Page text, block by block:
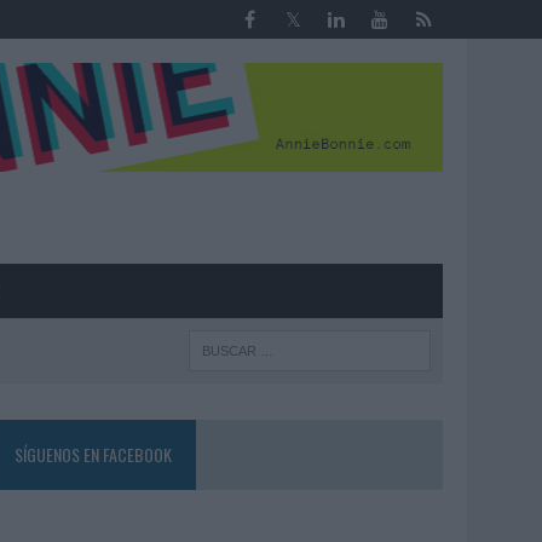
SÍGUENOS EN FACEBOOK